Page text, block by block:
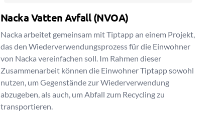
Nacka Vatten Avfall (NVOA)
Nacka arbeitet gemeinsam mit Tiptapp an einem Projekt,
das den Wiederverwendungsprozess für die Einwohner
von Nacka vereinfachen soll. Im Rahmen dieser
Zusammenarbeit können die Einwohner Tiptapp sowohl
nutzen, um Gegenstände zur Wiederverwendung
abzugeben, als auch, um Abfall zum Recycling zu
transportieren.